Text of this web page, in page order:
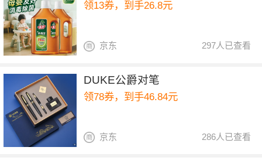
领13券，到手26.8元
297人已查看
京东
DUKE公爵对笔
领78券，到手46.84元
286人已查看
京东